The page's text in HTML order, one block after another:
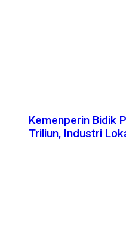
Kemenperin Bidik
Triliun, Industri